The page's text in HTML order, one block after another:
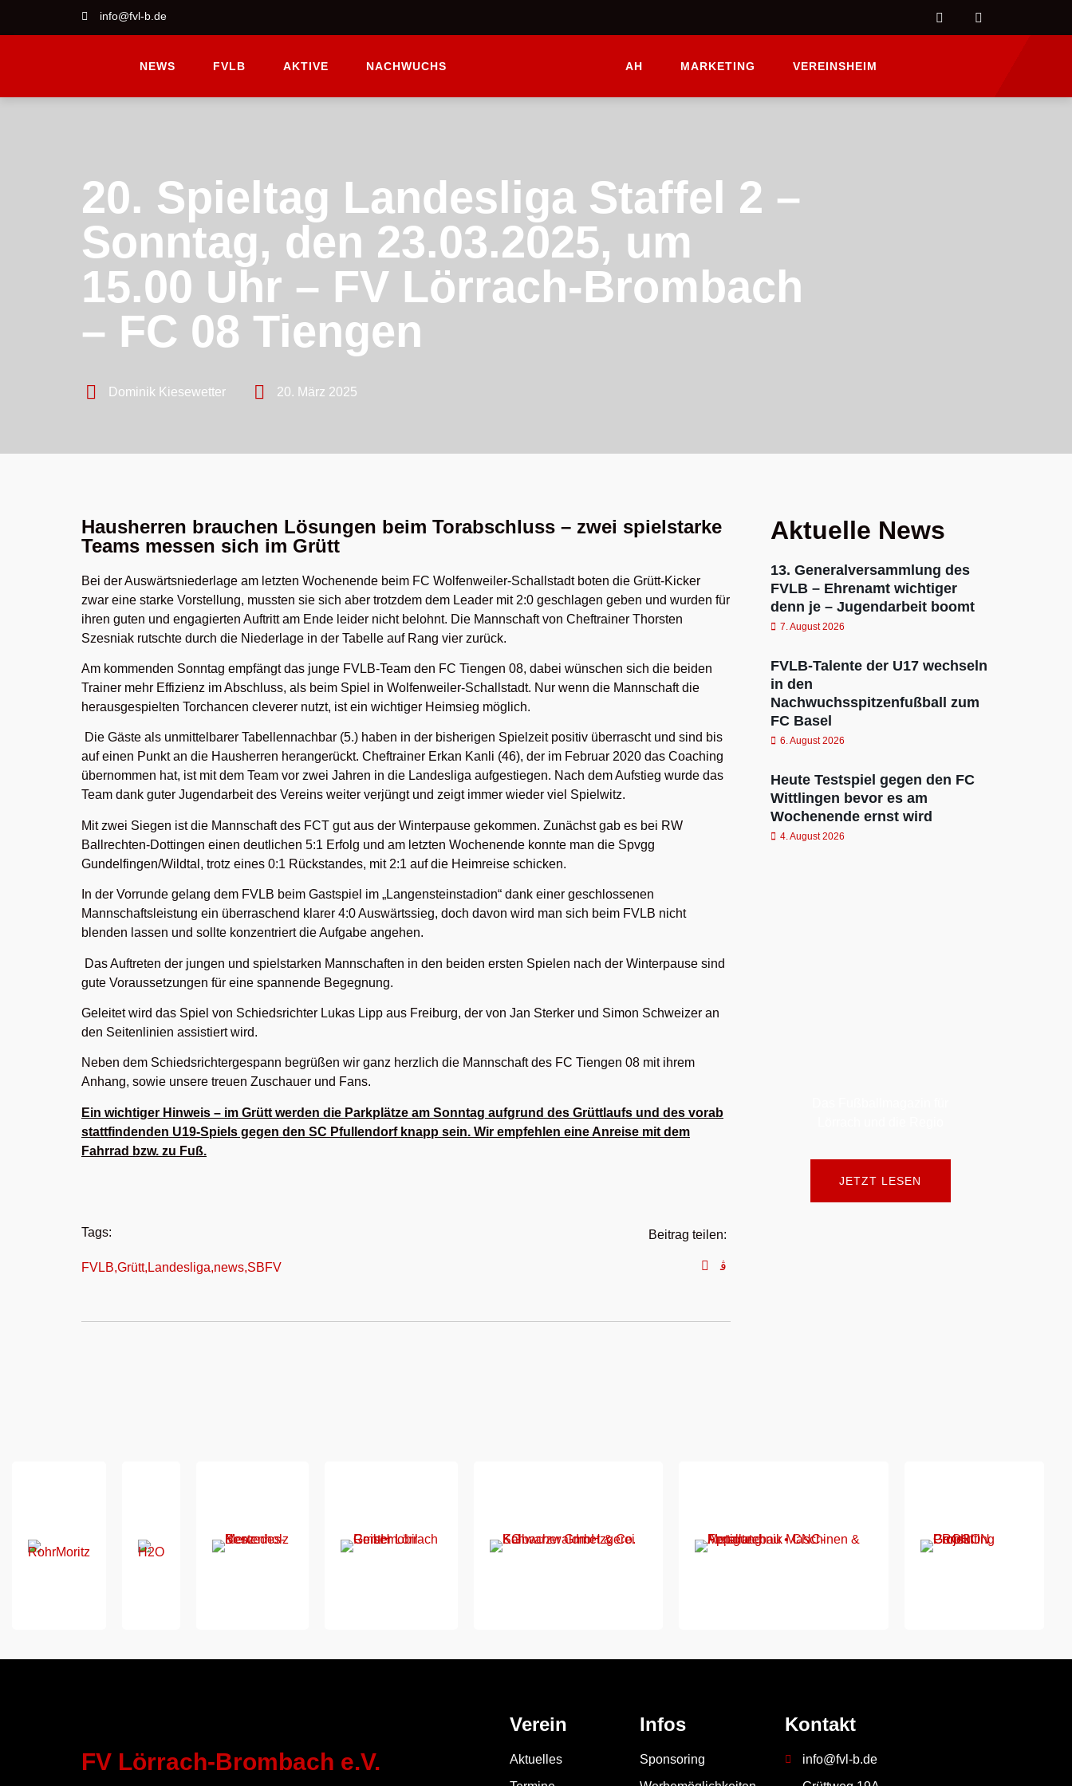
info@fvl-b.de
NEWS FVLB AKTIVE NACHWUCHS AH MARKETING VEREINSHEIM
20. Spieltag Landesliga Staffel 2 –
Sonntag, den 23.03.2025, um
15.00 Uhr – FV Lörrach-Brombach
– FC 08 Tiengen
Dominik Kiesewetter 20. März 2025
Hausherren brauchen Lösungen beim Torabschluss – zwei spielstarke
Teams messen sich im Grütt
Bei der Auswärtsniederlage am letzten Wochenende beim FC Wolfenweiler-Schallstadt boten die Grütt-Kicker
zwar eine starke Vorstellung, mussten sie sich aber trotzdem dem Leader mit 2:0 geschlagen geben und wurden für
ihren guten und engagierten Auftritt am Ende leider nicht belohnt. Die Mannschaft von Cheftrainer Thorsten
Szesniak rutschte durch die Niederlage in der Tabelle auf Rang vier zurück.
Am kommenden Sonntag empfängt das junge FVLB-Team den FC Tiengen 08, dabei wünschen sich die beiden
Trainer mehr Effizienz im Abschluss, als beim Spiel in Wolfenweiler-Schallstadt. Nur wenn die Mannschaft die
herausgespielten Torchancen cleverer nutzt, ist ein wichtiger Heimsieg möglich.
Die Gäste als unmittelbarer Tabellennachbar (5.) haben in der bisherigen Spielzeit positiv überrascht und sind bis
auf einen Punkt an die Hausherren herangerückt. Cheftrainer Erkan Kanli (46), der im Februar 2020 das Coaching
übernommen hat, ist mit dem Team vor zwei Jahren in die Landesliga aufgestiegen. Nach dem Aufstieg wurde das
Team dank guter Jugendarbeit des Vereins weiter verjüngt und zeigt immer wieder viel Spielwitz.
Mit zwei Siegen ist die Mannschaft des FCT gut aus der Winterpause gekommen. Zunächst gab es bei RW
Ballrechten-Dottingen einen deutlichen 5:1 Erfolg und am letzten Wochenende konnte man die Spvgg
Gundelfingen/Wildtal, trotz eines 0:1 Rückstandes, mit 2:1 auf die Heimreise schicken.
In der Vorrunde gelang dem FVLB beim Gastspiel im „Langensteinstadion“ dank einer geschlossenen
Mannschaftsleistung ein überraschend klarer 4:0 Auswärtssieg, doch davon wird man sich beim FVLB nicht
blenden lassen und sollte konzentriert die Aufgabe angehen.
Das Auftreten der jungen und spielstarken Mannschaften in den beiden ersten Spielen nach der Winterpause sind
gute Voraussetzungen für eine spannende Begegnung.
Geleitet wird das Spiel von Schiedsrichter Lukas Lipp aus Freiburg, der von Jan Sterker und Simon Schweizer an
den Seitenlinien assistiert wird.
Neben dem Schiedsrichtergespann begrüßen wir ganz herzlich die Mannschaft des FC Tiengen 08 mit ihrem
Anhang, sowie unsere treuen Zuschauer und Fans.
Ein wichtiger Hinweis – im Grütt werden die Parkplätze am Sonntag aufgrund des Grüttlaufs und des vorab
stattfindenden U19-Spiels gegen den SC Pfullendorf knapp sein. Wir empfehlen eine Anreise mit dem
Fahrrad bzw. zu Fuß.
Tags:
FVLB,Grütt, Landesliga,news,SBFV
Beitrag teilen:
Aktuelle News
13. Generalversammlung des
FVLB – Ehrenamt wichtiger
denn je – Jugendarbeit boomt
7. August 2026
FVLB-Talente der U17 wechseln
in den
Nachwuchsspitzenfußball zum
FC Basel
6. August 2026
Heute Testspiel gegen den FC
Wittlingen bevor es am
Wochenende ernst wird
4. August 2026
JETZT LESEN
FV Lörrach-Brombach e.V.
Verein
Aktuelles
Infos
Sponsoring
Kontakt
info@fvl-b.de